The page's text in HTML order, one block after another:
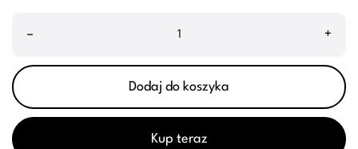
– +
Dodaj do koszyka
Kup teraz